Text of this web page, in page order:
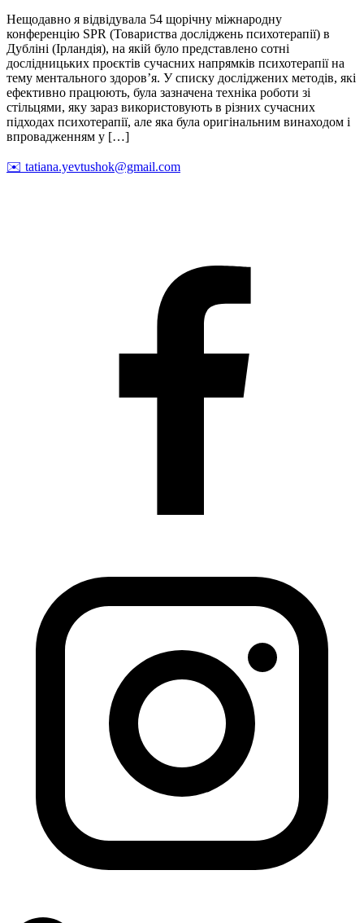
Нещодавно я відвідувала 54 щорічну міжнародну
конференцію SPR (Товариства досліджень психотерапії) в
Дубліні (Ірландія), на якій було представлено сотні
дослідницьких проєктів сучасних напрямків психотерапії на
тему ментального здоров’я. У списку досліджених методів, які
ефективно працюють, була зазначена техніка роботи зі
стільцями, яку зараз використовують в різних сучасних
підходах психотерапії, але яка була оригінальним винаходом і
впровадженням у […]
✉️ tatiana.yevtushok@gmail.com